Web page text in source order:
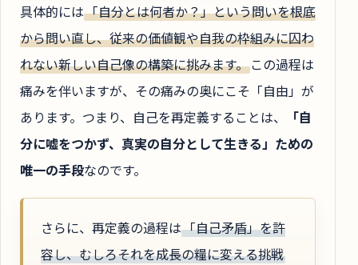
具体的には「自分とは何者か？」という問いを根底
から問い直し、従来の価値観や自我の枠組みに囚わ
れない新しい自己像の構築に挑みます。この過程は
痛みを伴いますが、その痛みの奥にこそ「自由」が
あります。つまり、自己を再定義することは、
「自
分に嘘をつかず、真実の自分として生きる」ための
唯一の手段なのです。
さらに、再定義の過程は「自己矛盾」を許
容し、むしろそれを成長の糧に変える挑戦